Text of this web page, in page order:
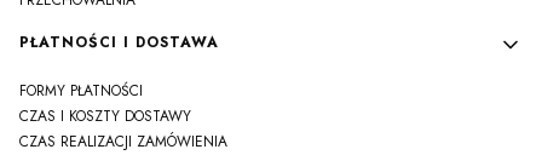
PŁATNOŚCI I DOSTAWA
FORMY PŁATNOŚCI
CZAS I KOSZTY DOSTAWY
CZAS REALIZACJI ZAMÓWIENIA